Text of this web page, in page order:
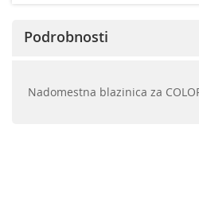
Podrobnosti
Nadomestna blazinica za